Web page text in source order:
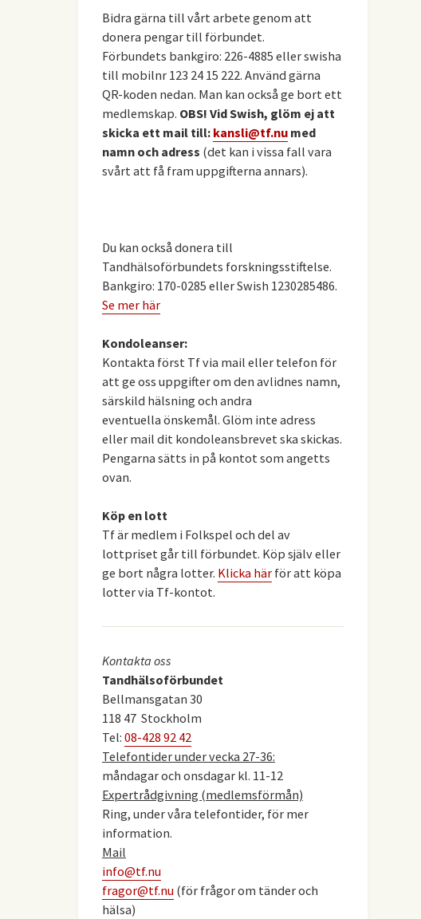
Bidra gärna till vårt arbete genom att
donera pengar till förbundet.
Förbundets bankgiro: 226-4885 eller swisha
till mobilnr 123 24 15 222. Använd gärna
QR-koden nedan. Man kan också ge bort ett
medlemskap. OBS! Vid Swish, glöm ej att
skicka ett mail till: kansli@tf.numed
namn och adress (det kan i vissa fall vara
svårt att få fram uppgifterna annars).
Du kan också donera till
Tandhälsoförbundets forskningsstiftelse.
Bankgiro: 170-0285 eller Swish 1230285486.
Se mer här
Kondoleanser:
Kontakta först Tf via mail eller telefon för
att ge oss uppgifter om den avlidnes namn,
särskild hälsning och andra
eventuella önskemål. Glöm inte adress
eller mail dit kondoleansbrevet ska skickas.
Pengarna sätts in på kontot som angetts
ovan.
Köp en lott
Tf är medlem i Folkspel och del av
lottpriset går till förbundet. Köp själv eller
ge bort några lotter. Klicka härför att köpa
lotter via Tf-kontot.
Kontakta oss
Tandhälsoförbundet
Bellmansgatan 30
118 47 Stockholm
Tel: 08-428 92 42
Telefontider under vecka 27-36:
måndagar och onsdagar kl. 11-12
Expertrådgivning (medlemsförmån)
Ring, under våra telefontider, för mer
information.
Mail
info@tf.nu
fragor@tf.nu(för frågor om tänder och
hälsa)